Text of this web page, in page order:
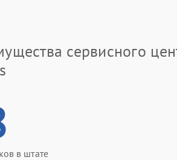
сервисного
в штате